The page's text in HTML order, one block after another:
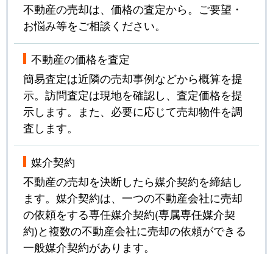
不動産の売却は、価格の査定から。ご要望・
お悩み等をご相談ください。
不動産の価格を査定
簡易査定は近隣の売却事例などから概算を提
示。訪問査定は現地を確認し、査定価格を提
示します。また、必要に応じて売却物件を調
査します。
媒介契約
不動産の売却を決断したら媒介契約を締結し
ます。媒介契約は、一つの不動産会社に売却
の依頼をする専任媒介契約(専属専任媒介契
約)と複数の不動産会社に売却の依頼ができる
一般媒介契約があります。